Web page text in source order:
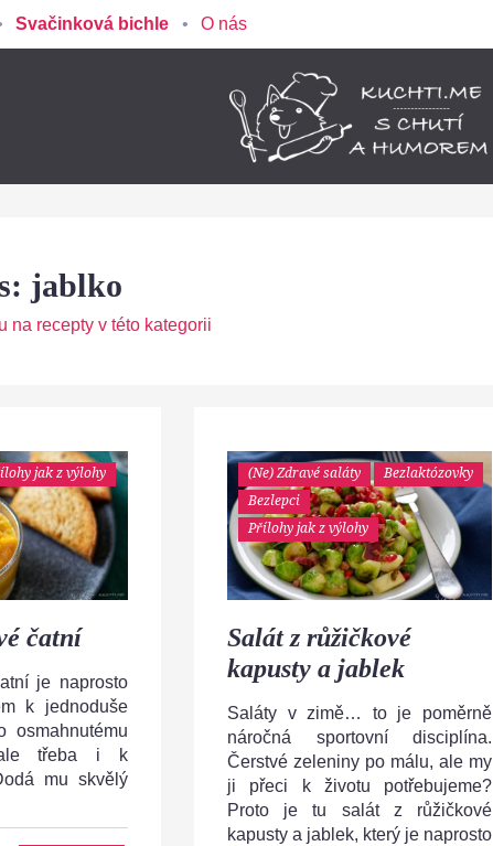
Svačinková bichle O nás
jablko
na recepty v této kategorii
jak z výlohy
čatní
je naprosto
k jednoduše
osmahnutému
třeba i k
mu skvělý
(Ne) Zdravé saláty
Bezlaktózovky
Bezlepci
Přílohy jak z výlohy
Salát z růžičkové
kapusty a jablek
Saláty v zimě… to je poměrně
náročná sportovní disciplína.
Čerstvé zeleniny po málu, ale my
ji přeci k životu potřebujeme?
Proto je tu salát z růžičkové
kapusty a jablek, který je naprosto